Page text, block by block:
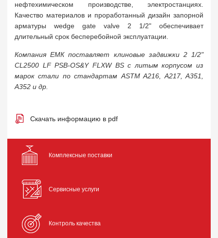
нефтехимическом производстве, электростанциях.
Качество материалов и проработанный дизайн запорной
арматуры wedge gate valve 2 1/2" обеспечивает
длительный срок бесперебойной эксплуатации.
Компания ЕМК поставляет клиновые задвижки 2 1/2"
CL2500 LF PSB-OS&Y FLXW BS с литым корпусом из
марок стали по стандартам ASTM A216, A217, A351,
A352 и др.
Скачать информацию в pdf
Комплексные поставки
Сервисные услуги
Контроль качества